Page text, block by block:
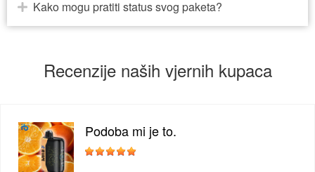
Kako mogu pratiti status svog paketa?
Recenzije naših vjernih kupaca
Podoba mi je to.